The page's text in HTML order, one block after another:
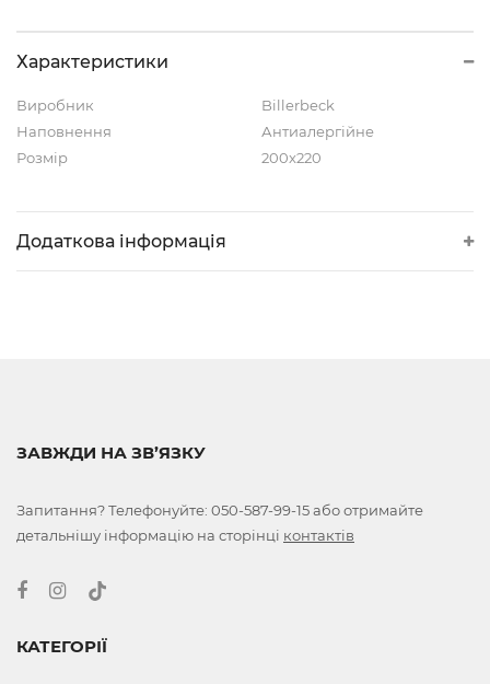
Характеристики
Виробник
Billerbeck
Наповнення
Антиалергійне
Розмір
200x220
Додаткова інформація
ЗАВЖДИ НА ЗВ’ЯЗКУ
Запитання? Телефонуйте: 050-587-99-15або отримайте
детальнішу інформацію на сторінці контактів
КАТЕГОРІЇ